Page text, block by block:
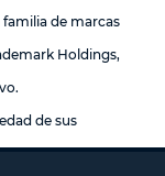
familia de marcas
Holdings,
de sus